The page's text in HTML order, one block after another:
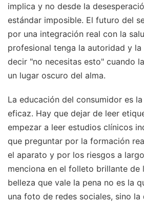
implica y no desde la
estándar imposible. El futuro del
por una integración real con la
profesional tenga la autoridad y
decir "no necesitas esto" cuando
un lugar oscuro del alma.
La educación del consumidor es
eficaz. Hay que dejar de leer
empezar a leer estudios clínicos
que preguntar por la formación
el aparato y por los riesgos a
menciona en el folleto brillante de
belleza que vale la pena no es la
una foto de redes sociales, sino la